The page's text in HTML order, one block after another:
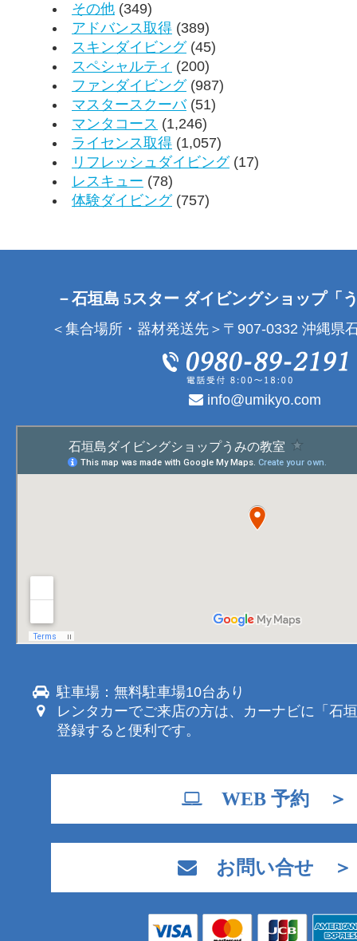
その他 (349)
アドバンス取得 (389)
スキンダイビング(45)
スペシャルティ (200)
ファンダイビング(987)
マスタースクーバ(51)
マンタコース (1,246)
ライセンス取得 (1,057)
リフレッシュダイビング(17)
レスキュー (78)
体験ダイビング(757)
－石垣島 5スター ダイビングショップ「
＜集合場所・器材発送先＞〒907-0332 沖縄県
info@umikyo.com
駐車場：無料駐車場10台あり
レンタカーでご来店の方は、カーナビに「石
登録すると便利です。
WEB 予約 ＞
お問い合せ ＞